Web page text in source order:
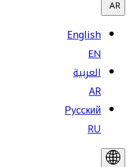
AR
English
EN
العربية
AR
Русский
RU